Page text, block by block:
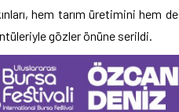
hem tarım üretimini hem
gözler önüne serildi.